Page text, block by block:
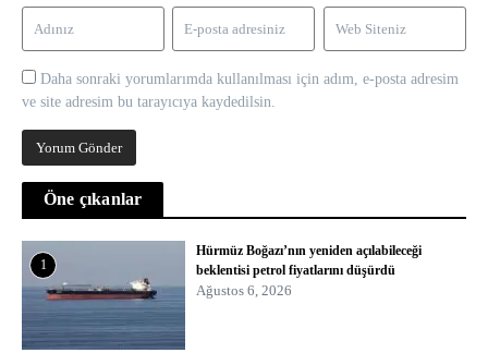
Daha sonraki yorumlarımda kullanılması için adım, e-posta adresim
ve site adresim bu tarayıcıya kaydedilsin.
Öne çıkanlar
1
Hürmüz Boğazı’nın yeniden açılabileceği
beklentisi petrol fiyatlarını düşürdü
Ağustos 6, 2026